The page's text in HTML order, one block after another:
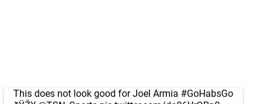
This does not look good for Joel Armia #GoHabsGo